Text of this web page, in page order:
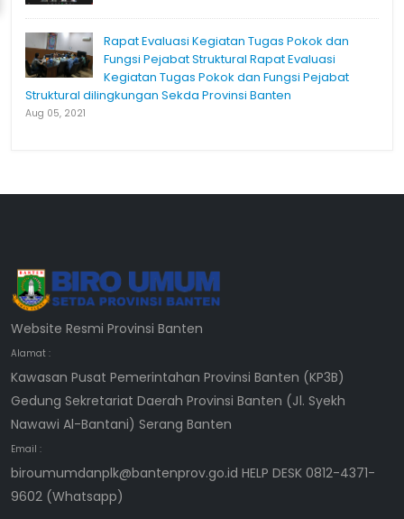
Rapat Evaluasi Kegiatan Tugas Pokok dan
Fungsi Pejabat Struktural Rapat Evaluasi
Kegiatan Tugas Pokok dan Fungsi Pejabat
Struktural dilingkungan Sekda Provinsi Banten
Aug 05, 2021
Website Resmi Provinsi Banten
Alamat :
Kawasan Pusat Pemerintahan Provinsi Banten (KP3B)
Gedung Sekretariat Daerah Provinsi Banten (Jl. Syekh
Nawawi Al-Bantani) Serang Banten
Email :
biroumumdanplk@bantenprov.go.id HELP DESK 0812-4371-
9602 (Whatsapp)